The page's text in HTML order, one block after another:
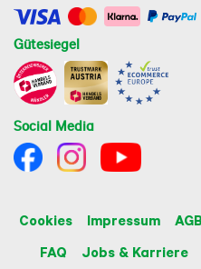
Gütesiegel
Social Media
Cookies Impressum AGB
FAQ
Jobs & Karriere